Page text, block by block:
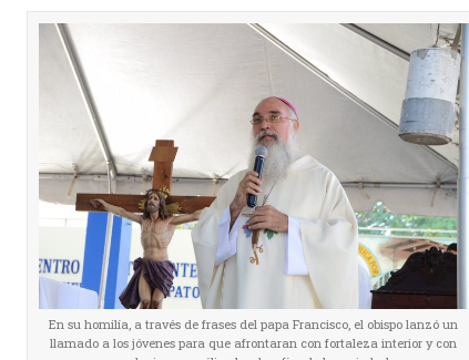
En su homilía, a través de frases del papa Francisco, el obispo lanzó un
llamado a los jóvenes para que afrontaran con fortaleza interior y con